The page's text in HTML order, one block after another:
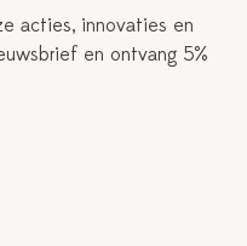
acties, innovaties en
en ontvang 5%